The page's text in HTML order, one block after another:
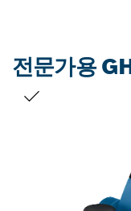
전문가용